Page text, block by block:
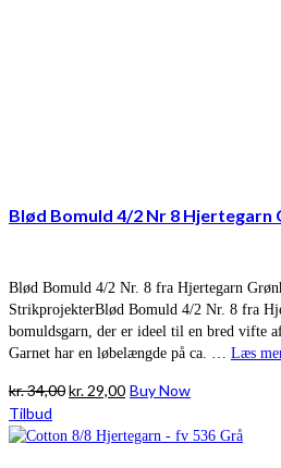
Blød Bomuld 4/2 Nr 8 Hjertegarn
Blød Bomuld 4/2 Nr. 8 fra Hjertegarn
StrikprojekterBlød Bomuld 4/2 Nr. 8 fra
bomuldsgarn, der er ideel til en bred vifte
Garnet har en løbelængde på ca. … Læs
kr.34,00Den
pris
kr. 29,00Den
pris
Buy Now
Tilbud